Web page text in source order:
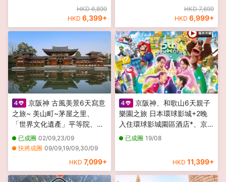
品牌》南紀白濱Marriott 溫泉
HKD 6,899
HKD 6,399+
HKD 7,699
HKD 6,999+
京阪神 古風美景6天寫意
之旅~ 美山町~茅屋之里、
「世界文化遺產」平等院、嵐
山風景區~渡月橋、紀三井
寺、和歌山電鐵貓站長車站~
已成團 02/09,23/09
快將成團 09/09,19/09,30/09
HKD 7,099+
京阪神、和歌山6天親子
樂園之旅 日本環球影城+2晚
入住環球影城園區酒店*、京
都鐵道博物館、神戶須磨海洋
已成團 19/08
HKD 11,399+